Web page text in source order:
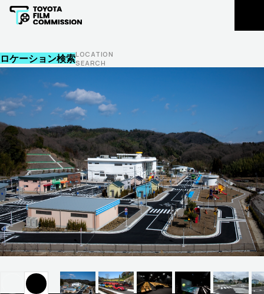
豊田市民の皆様
エキストラ登録
主な支援実績
お知らせ
FLOW
撮影支援の
流れ
CONTACT
撮影に関する
ご相談
ロケーション検索L OC AT IO N
S EA RC H